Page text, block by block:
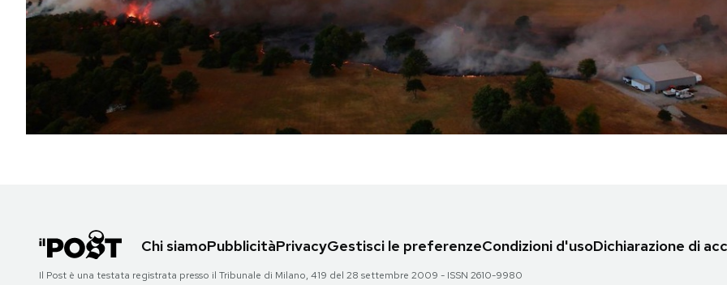
NEWSLETTER
I MIEI PREFERITI
SHOP
Area Personale
Newsletter
Chi siamoPubblicitàPrivacyGestisci le preferenzeCondizioni d'usoDichiarazione di
Il Post è una testata registrata presso il Tribunale di Milano, 419 del 28 settembre 2009 - ISSN 2610-9980